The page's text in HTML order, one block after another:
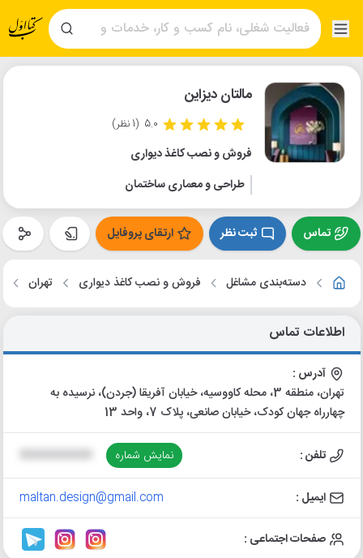
مالتان دیزاین
5.0 (1 نظر)
فروش و نصب کاغذ دیواری
طراحی و معماری ساختمان
تماس ثبت نظر ارتقای پروفایل
دسته‌بندی مشاغل فروش و نصب کاغذ دیواری تهران
اطلاعات تماس
آدرس :
تهران، منطقه 3، محله کاووسیه، خیابان آفریقا (جردن)، نرسیده به
چهارراه جهان کودک، خیابان صانعی، پلاک 7، واحد 13
تلفن : نمایش شماره
ایمیل : maltan.design@gmail.com
صفحات اجتماعی :